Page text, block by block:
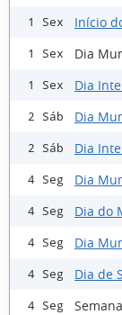
1 Sex Início
1 Sex Dia
1 Sex Dia
2 Sáb Dia
2 Sáb Dia
4 Seg Dia
4 Seg Dia do
4 Seg Dia
4 Seg Dia de
4 Seg